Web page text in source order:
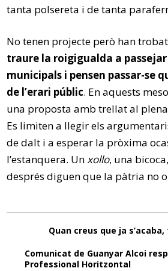
tanta polsereta i de tanta
No tenen projecte però han
traure la roigigualda a passejar
municipals i pensen passar-se
de l’erari públic. En aquests
una proposta amb trellat al
Es limiten a llegir els
de dalt i a esperar la pròxima
l’estanquera. Unxollo, una
després diguen que la pàtria no
Quan creus que ja
Comunicat de Guanyar Alcoi
Professional Horitzontal